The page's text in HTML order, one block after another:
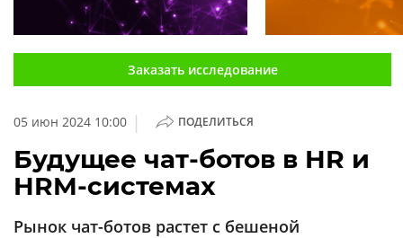
обзоры
О
проекте
CNews
Аналитика
Заказать исследование
05 июн 2024 10:00 | ПОДЕЛИТЬСЯ
Будущее чат-ботов в HR и
HRM-системах
Рынок чат-ботов растет с бешеной